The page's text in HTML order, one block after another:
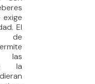
exige
El
de
las
la